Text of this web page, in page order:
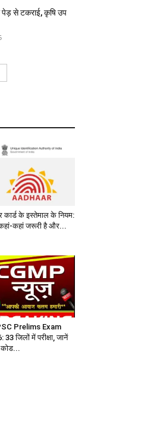
पेड़ से टकराई, कृषि उप
कार्ड के इस्तेमाल के नियम:
कहां जरूरी है और...
Prelims Exam
33 जिलों में परीक्षा, जानें